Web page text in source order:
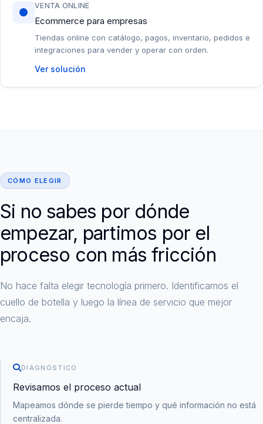
VENTA ONLINE
Ecommerce para empresas
Tiendas online con catálogo, pagos, inventario, pedidos e
integraciones para vender y operar con orden.
Ver solución
CÓMO ELEGIR
Si no sabes por dónde
empezar, partimos por el
proceso con más fricción
No hace falta elegir tecnología primero. Identificamos el
cuello de botella y luego la línea de servicio que mejor
encaja.
DIAGNÓSTICO
Revisamos el proceso actual
Mapeamos dónde se pierde tiempo y qué información no está
centralizada.